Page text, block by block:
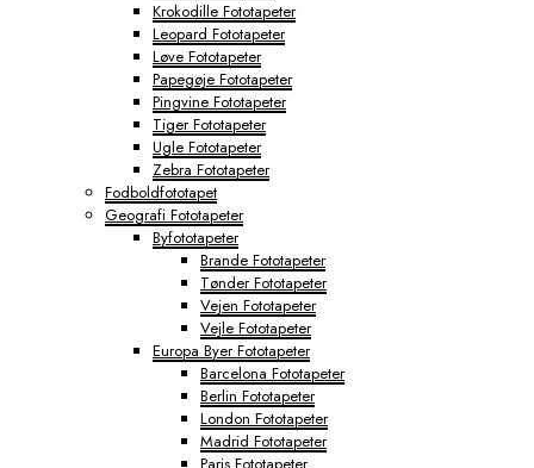
Krokodille Fototapeter
Leopard Fototapeter
Løve Fototapeter
Papegøje Fototapeter
Pingvine Fototapeter
Tiger Fototapeter
Ugle Fototapeter
Zebra Fototapeter
Fodboldfototapet
Geografi Fototapeter
Byfototapeter
Brande Fototapeter
Tønder Fototapeter
Vejen Fototapeter
Vejle Fototapeter
Europa Byer Fototapeter
Barcelona Fototapeter
Berlin Fototapeter
London Fototapeter
Madrid Fototapeter